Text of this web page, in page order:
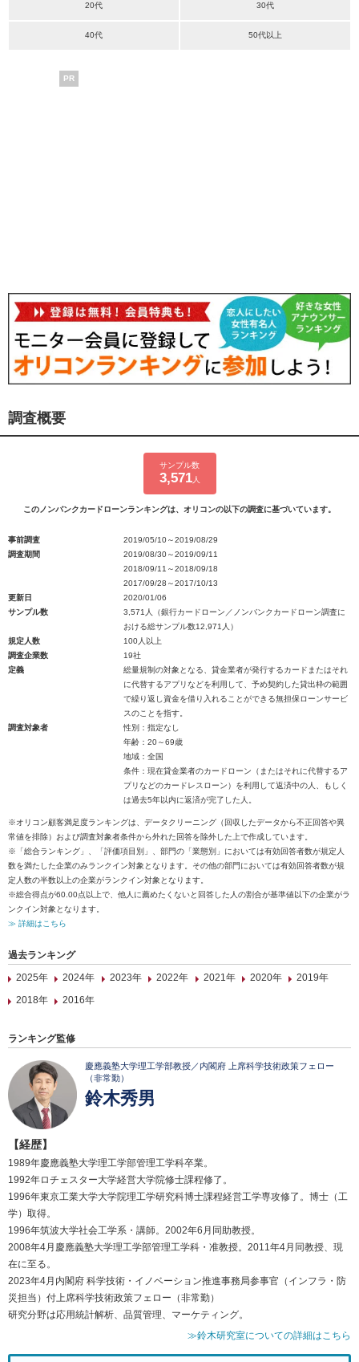
20代 30代
40代 50代以上
PR
調査概要
サンプル数
3,571人
このノンバンクカードローンランキングは、オリコンの以下の調査に基づいています。
事前調査
2019/05/10～2019/08/29
調査期間
2019/08/30～2019/09/11
2018/09/11～2018/09/18
2017/09/28～2017/10/13
更新日
2020/01/06
サンプル数
3,571人（銀行カードローン／ノンバンクカードローン調査に
おける総サンプル数12,971人）
規定人数
100人以上
調査企業数
19社
定義
総量規制の対象となる、貸金業者が発行するカードまたはそれ
に代替するアプリなどを利用して、予め契約した貸出枠の範囲
で繰り返し資金を借り入れることができる無担保ローンサービ
スのことを指す。
調査対象者
性別：指定なし
年齢：20～69歳
地域：全国
条件：現在貸金業者のカードローン（またはそれに代替するア
プリなどのカードレスローン）を利用して返済中の人、もしく
は過去5年以内に返済が完了した人。
※オリコン顧客満足度ランキングは、データクリーニング（回収したデータから不正回答や異
常値を排除）および調査対象者条件から外れた回答を除外した上で作成しています。
※「総合ランキング」、「評価項目別」、部門の「業態別」においては有効回答者数が規定人
数を満たした企業のみランクイン対象となります。その他の部門においては有効回答者数が規
定人数の半数以上の企業がランクイン対象となります。
※総合得点が60.00点以上で、他人に薦めたくないと回答した人の割合が基準値以下の企業がラ
ンクイン対象となります。
≫ 詳細はこちら
過去ランキング
2025年
2024年 2023年 2022年 2021年 2020年
2019年
2018年
2016年
ランキング監修
慶應義塾大学理工学部教授／内閣府 上席科学技術政策フェロー
（非常勤）
鈴木秀男
【経歴】
1989年慶應義塾大学理工学部管理工学科卒業。
1992年ロチェスター大学経営大学院修士課程修了。
1996年東京工業大学大学院理工学研究科博士課程経営工学専攻修了。博士（工
学）取得。
1996年筑波大学社会工学系・講師。2002年6月同助教授。
2008年4月慶應義塾大学理工学部管理工学科・准教授。2011年4月同教授、現
在に至る。
2023年4月内閣府 科学技術・イノベーション推進事務局参事官（インフラ・防
災担当）付上席科学技術政策フェロー（非常勤）
研究分野は応用統計解析、品質管理、マーケティング。
≫鈴木研究室についての詳細はこちら